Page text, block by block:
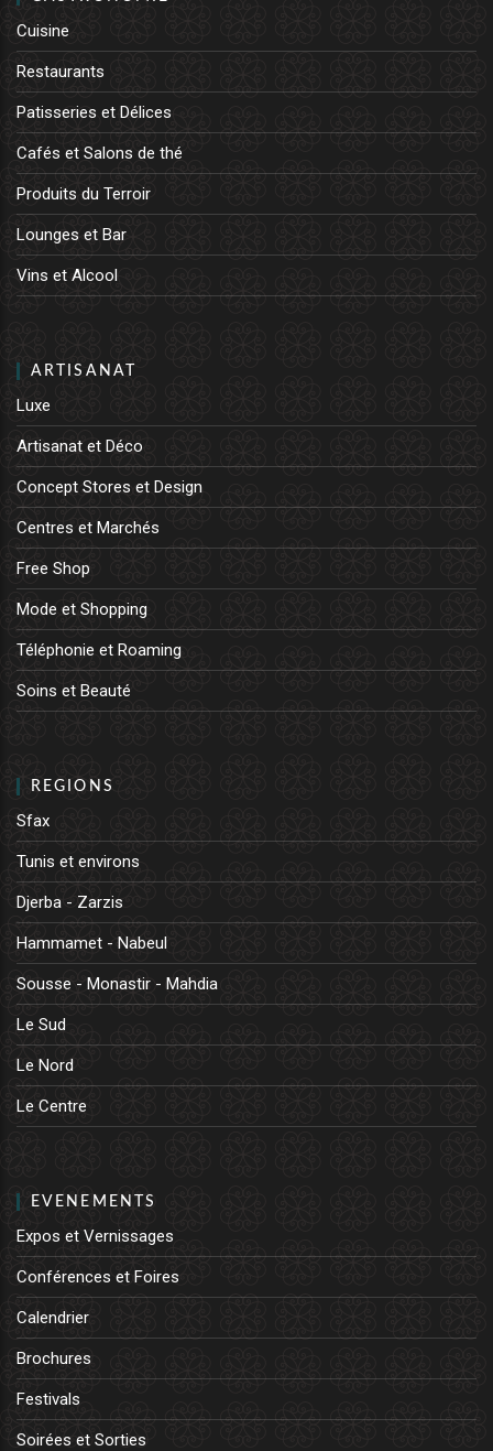
Cuisine
Restaurants
Patisseries et Délices
Cafés et Salons de thé
Produits du Terroir
Lounges et Bar
Vins et Alcool
ARTISANAT
Luxe
Artisanat et Déco
Concept Stores et Design
Centres et Marchés
Free Shop
Mode et Shopping
Téléphonie et Roaming
Soins et Beauté
REGIONS
Sfax
Tunis et environs
Djerba - Zarzis
Hammamet - Nabeul
Sousse - Monastir - Mahdia
Le Sud
Le Nord
Le Centre
EVENEMENTS
Expos et Vernissages
Conférences et Foires
Calendrier
Brochures
Festivals
Soirées et Sorties